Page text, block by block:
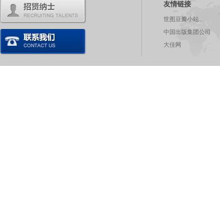
友情链接
世图豆瓣小站
中国出版集团公司
大佳网